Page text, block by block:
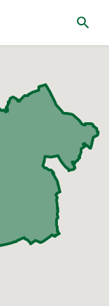
SKOGSDAGAR!